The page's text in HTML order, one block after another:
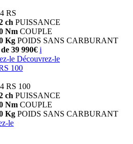
RS
ch PUISSANCE
Nm COUPLE
Kg POIDS SANS CARBURANT
39 990€ i
le Découvrez-le
100
RS 100
ch PUISSANCE
Nm COUPLE
Kg POIDS SANS CARBURANT
le